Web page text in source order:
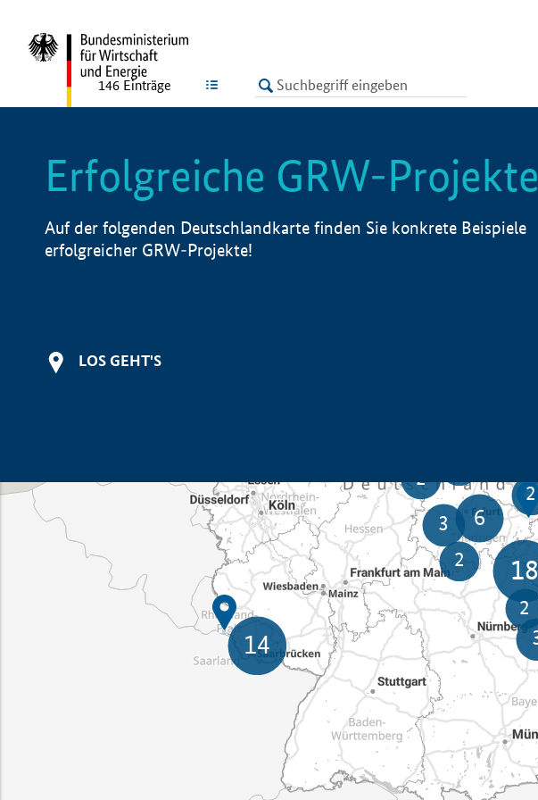
LISTE
146 Einträge
Erfolgreiche GRW-Projekte
Auf der folgenden Deutschlandkarte finden Sie konkrete Beispiele
erfolgreicher GRW-Projekte!
LOS GEHT'S